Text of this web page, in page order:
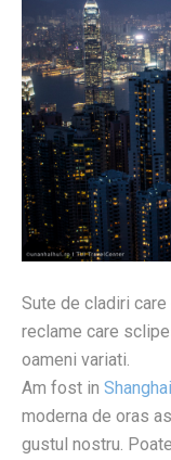
Sute de cladiri
reclame care
oameni variati.
Am fost in Shanghai
moderna de oras
gustul nostru.